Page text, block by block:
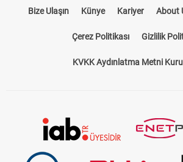
Bize Ulaşın Künye Kariyer About
Çerez Politikası Gizlilik
KVKK Aydınlatma Metni